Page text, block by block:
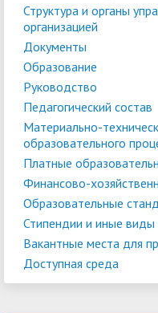
Структура и органы
организацией
Документы
Образование
Руководство
Педагогический состав
Материально-
образовательного
Платные
Финансово-
Образовательные
Стипендии и иные
Вакантные места для
Доступная среда